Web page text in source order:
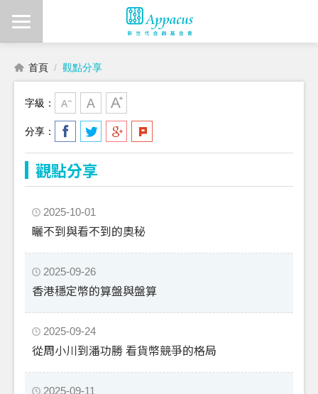
首頁 觀點分享
字級：
分享：
觀點分享
2025-10-01
曬不到與看不到的奧秘
2025-09-26
香港穩定幣的算盤與盤算
2025-09-24
從周小川到潘功勝 看貨幣競爭的格局
2025-09-11